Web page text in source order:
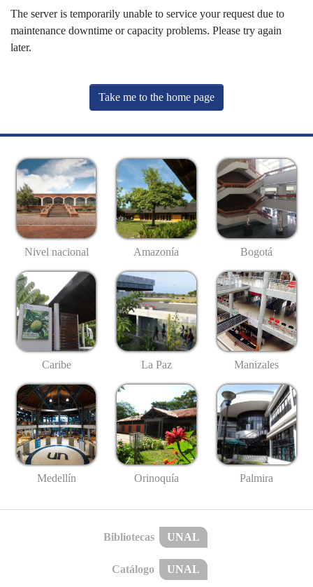
The server is temporarily unable to service your request due to
maintenance downtime or capacity problems. Please try again
later.
Take me to the home page
Nivel nacional Amazonía Bogotá
Caribe La Paz Manizales
Medellín Orinoquía Palmira
Bibliotecas UNAL
Catálogo UNAL